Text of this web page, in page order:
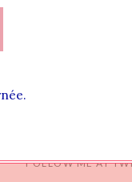
FOLLOW ME AT